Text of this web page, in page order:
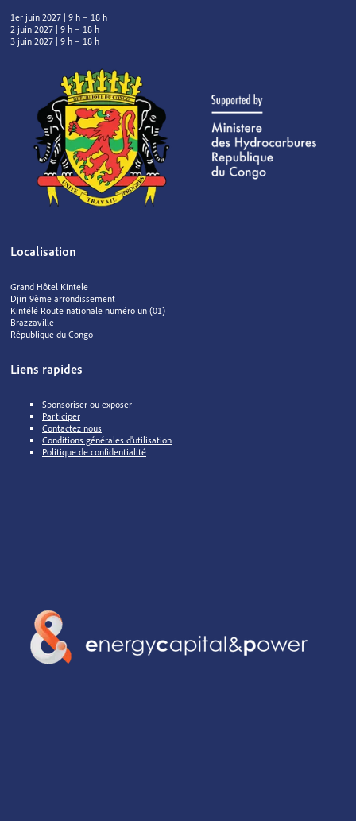
1er juin 2027 | 9 h – 18 h
2 juin 2027 | 9 h – 18 h
3 juin 2027 | 9 h – 18 h
Localisation
Grand Hôtel Kintele
Djiri 9ème arrondissement
Kintélé Route nationale numéro un (01)
Brazzaville
République du Congo
Liens rapides
Sponsoriser ou exposer
Participer
Contactez nous
Conditions générales d'utilisation
Politique de confidentialité